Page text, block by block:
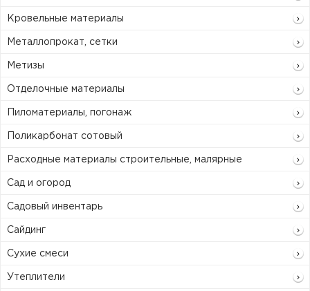
Кровельные материалы
Металлопрокат, сетки
Метизы
Отделочные материалы
Пиломатериалы, погонаж
Поликарбонат сотовый
Расходные материалы строительные, малярные
Сад и огород
Садовый инвентарь
Сайдинг
Сухие смеси
Утеплители